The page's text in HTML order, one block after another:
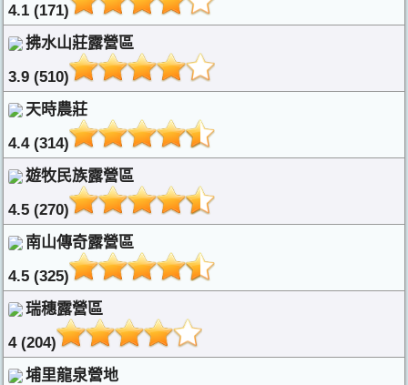
4.1 (171)
拂水山莊露營區
3.9 (510)
天時農莊
4.4 (314)
遊牧民族露營區
4.5 (270)
南山傳奇露營區
4.5 (325)
瑞穗露營區
4 (204)
埔里龍泉營地